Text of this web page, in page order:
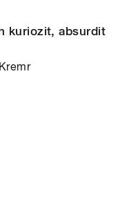
kuriozit, absurdit